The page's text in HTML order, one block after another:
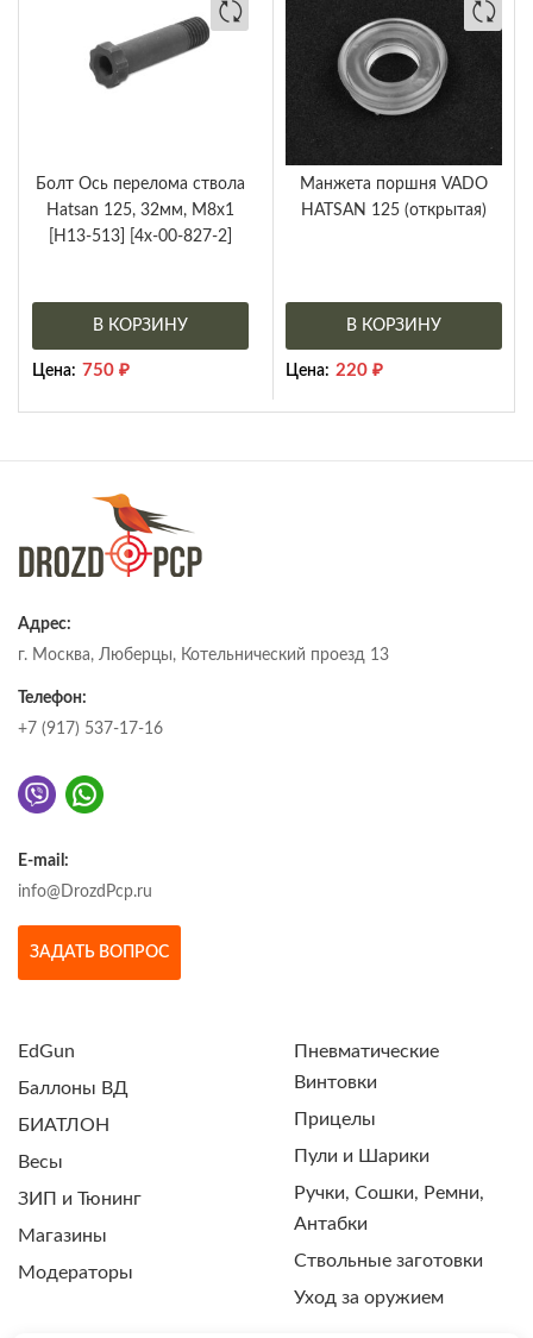
Болт Ось перелома ствола
Hatsan 125, 32мм, М8х1
[H13-513] [4x-00-827-2]
В КОРЗИНУ
Цена: 750 ₽
Манжета поршня VADO
HATSAN 125 (открытая)
В КОРЗИНУ
Цена: 220 ₽
Адрес:
г. Москва, Люберцы, Котельнический проезд 13
Телефон:
+7 (917) 537-17-16
E-mail:
info@DrozdPcp.ru
ЗАДАТЬ ВОПРОС
EdGun
Баллоны ВД
БИАТЛОН
Весы
ЗИП и Тюнинг
Магазины
Модераторы
Пневматические
Винтовки
Прицелы
Пули и Шарики
Ручки, Сошки, Ремни,
Антабки
Ствольные заготовки
Уход за оружием